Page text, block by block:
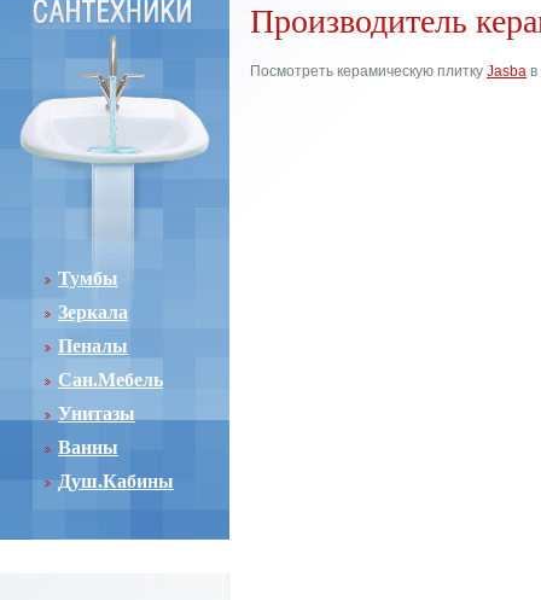
Тумбы
Зеркала
Пеналы
Сан.Мебель
Унитазы
Ванны
Душ.Кабины
Производитель
Посмотреть керамическую плитку Jasba в